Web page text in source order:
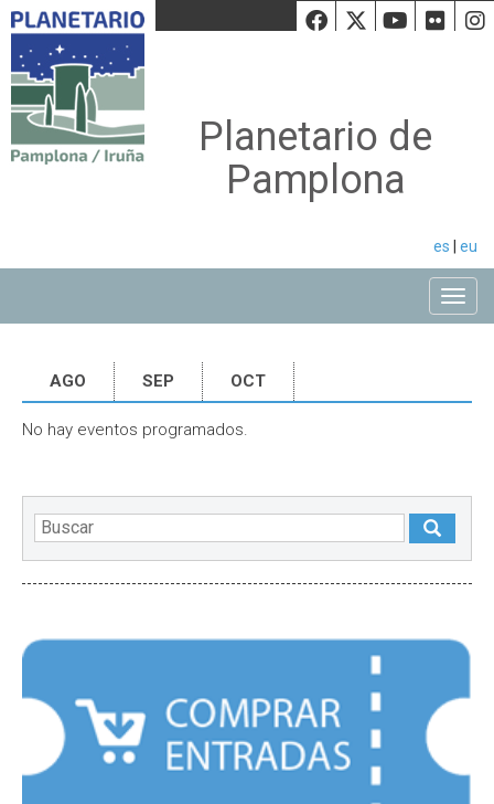
Facebook
Twiiter
Planetario de
Pamplona
es eu
AGO SEP OCT
No hay eventos programados.